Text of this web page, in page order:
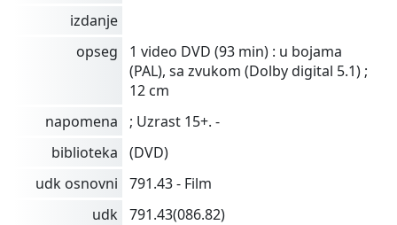
izdanje
opseg
1 video DVD (93 min) : u bojama
(PAL), sa zvukom (Dolby digital 5.1) ;
12 cm
napomena
; Uzrast 15+. -
biblioteka
(DVD)
udk osnovni
791.43 - Film
udk 791.43(086.82)